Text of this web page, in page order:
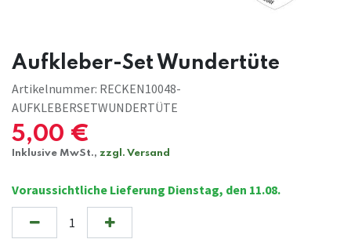
Aufkleber-Set Wundertüte
Artikelnummer: RECKEN10048-
AUFKLEBERSETWUNDERTÜTE
5,00 €
Inklusive MwSt., zzgl. Versand
Voraussichtliche Lieferung Dienstag, den 11.08.